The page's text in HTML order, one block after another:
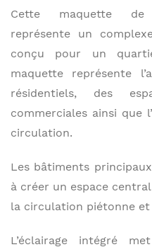
Cette maquette de
représente un
conçu pour un
maquette représente
résidentiels, des
commerciales ainsi que
circulation.
Les bâtiments
à créer un espace
la circulation piétonne
L’éclairage intégré